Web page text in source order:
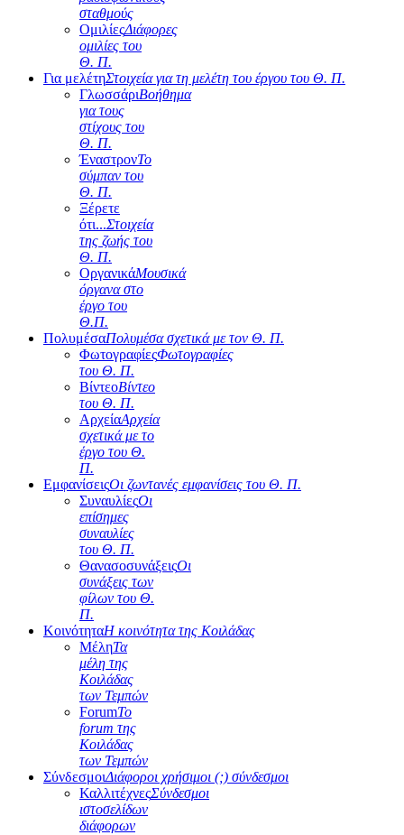
σταθμούς
ΟμιλίεςΔιάφορες
ομιλίες του
Θ. Π.
Για μελέτηΣτοιχεία για τη μελέτη του έργου του Θ. Π.
ΓλωσσάριΒοήθημα
για τους
στίχους του
Θ. Π.
ΈναστρονΤο
σύμπαν του
Θ. Π.
Ξέρετε
ότι...Στοιχεία
της ζωής του
Θ. Π.
ΟργανικάΜουσικά
όργανα στο
έργο του
Θ.Π.
ΠολυμέσαΠολυμέσα σχετικά με τον Θ. Π.
ΦωτογραφίεςΦωτογραφίες
του Θ. Π.
ΒίντεοΒίντεο
του Θ. Π.
ΑρχείαΑρχεία
σχετικά με το
έργο του Θ.
Π.
ΕμφανίσειςΟι ζωντανές εμφανίσεις του Θ. Π.
ΣυναυλίεςΟι
επίσημες
συναυλίες
του Θ. Π.
ΘανασοσυνάξειςΟι
συνάξεις των
φίλων του Θ.
Π.
ΚοινότηταΗ κοινότητα της Κοιλάδας
ΜέληΤα
μέλη της
Κοιλάδας
των Τεμπών
ForumΤο
forum της
Κοιλάδας
των Τεμπών
ΣύνδεσμοιΔιάφοροι χρήσιμοι (;) σύνδεσμοι
ΚαλλιτέχνεςΣύνδεσμοι
ιστοσελίδων
διάφορων